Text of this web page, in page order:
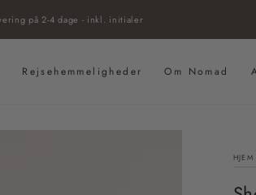
på 2-4 dage - inkl. initialer
Rejsehemmeligheder Om Nomad
HJEM